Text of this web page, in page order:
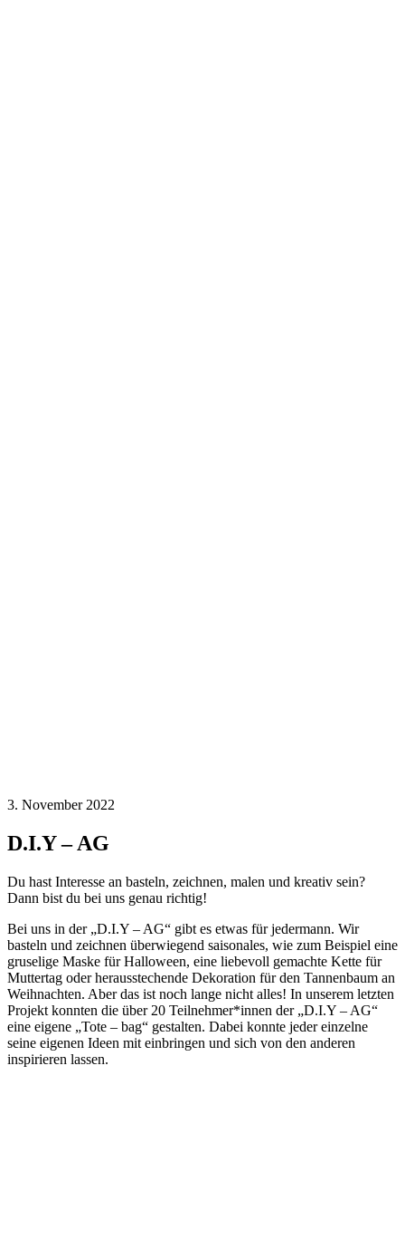
3. November 2022
D.I.Y – AG
Du hast Interesse an basteln, zeichnen, malen und kreativ sein?
Dann bist du bei uns genau richtig!
Bei uns in der „D.I.Y – AG“ gibt es etwas für jedermann. Wir
basteln und zeichnen überwiegend saisonales, wie zum Beispiel eine
gruselige Maske für Halloween, eine liebevoll gemachte Kette für
Muttertag oder herausstechende Dekoration für den Tannenbaum an
Weihnachten. Aber das ist noch lange nicht alles! In unserem letzten
Projekt konnten die über 20 Teilnehmer*innen der „D.I.Y – AG“
eine eigene „Tote – bag“ gestalten. Dabei konnte jeder einzelne
seine eigenen Ideen mit einbringen und sich von den anderen
inspirieren lassen.